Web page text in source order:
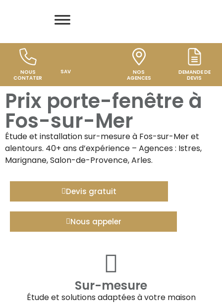
NOUS
CONTATER
SAV
NOS
AGENCES
DEMANDE DE
DEVIS
Prix porte-fenêtre à
Fos-sur-Mer
Étude et installation sur-mesure à Fos-sur-Meret
alentours. 40+ ans d’expérience – Agences : Istres,
Marignane, Salon-de-Provence, Arles.
Devis gratuit
Nous appeler
Sur-mesure
Étude et solutions adaptées à votre maison